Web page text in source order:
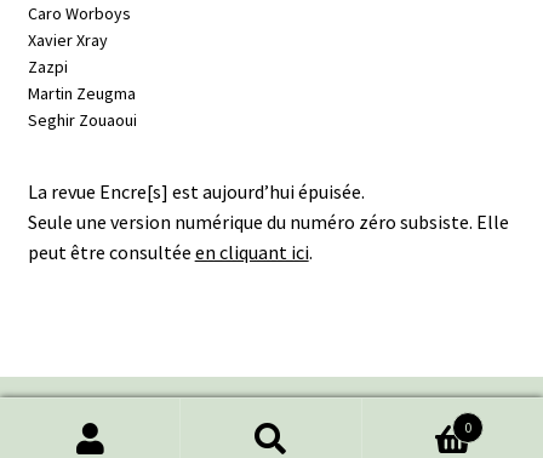
Caro Worboys
Xavier Xray
Zazpi
Martin Zeugma
Seghir Zouaoui
La revue Encre[s] est aujourd’hui épuisée.
Seule une version numérique du numéro zéro subsiste. Elle
peut être consultée en cliquant ici.
0